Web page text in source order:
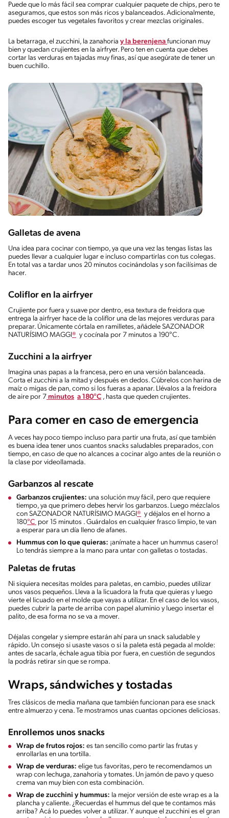
Puede que lo más fácil sea comprar cualquier paquete de chips, pero te
aseguramos, que estos son más ricos y balanceados. Adicionalmente,
puedes escoger tus vegetales favoritos y crear mezclas originales.
La betarraga, el zucchini, la zanahoria y la berenjena funcionan muy
bien y quedan crujientes en la airfryer. Pero ten en cuenta que debes
cortar las verduras en tajadas muy finas, así que asegúrate de tener un
buen cuchillo.
Galletas de avena
Una idea para cocinar con tiempo, ya que una vez las tengas listas las
puedes llevar a cualquier lugar e incluso compartirlas con tus colegas.
En total vas a tardar unos 20 minutos cocinándolas y son facilísimas de
hacer.
Coliflor en la airfryer
Crujiente por fuera y suave por dentro, esa textura de freidora que
entrega la airfryer hace de la coliflor una de las mejores verduras para
preparar. Únicamente córtala en ramilletes, añádele SAZONADOR
NATURÍSIMO MAGGI ® y cocínala por 7 minutos a 190°C.
Zucchini a la airfryer
Imagina unas papas a la francesa, pero en una versión balanceada.
Corta el zucchini a la mitad y después en dedos. Cúbrelos con harina de
maíz o migas de pan, como si los fueras a apanar. Llévalos a la freidora
de aire por 7 minutos a 180°C , hasta que queden crujientes.
Para comer en caso de emergencia
A veces hay poco tiempo incluso para partir una fruta, así que también
es buena idea tener unos cuantos snacks saludables preparados, con
tiempo, en caso de que no alcances a cocinar algo antes de la reunión o
la clase por videollamada.
Garbanzos al rescate
Garbanzos crujientes: una solución muy fácil, pero que requiere
tiempo, ya que primero debes hervir los garbanzos. Luego mézclalos
con SAZONADOR NATURÍSIMO MAGGI ® y déjalos en el horno a
180°C por 15 minutos . Guárdalos en cualquier frasco limpio, te van
a esperar para un día lleno de afanes.
Hummus con lo que quieras: ¡anímate a hacer un hummus casero!
Lo tendrás siempre a la mano para untar con galletas o tostadas.
Paletas de frutas
Ni siquiera necesitas moldes para paletas, en cambio, puedes utilizar
unos vasos pequeños. Lleva a la licuadora la fruta que quieras y luego
vierte el licuado en el molde que vayas a utilizar. En el caso de los vasos,
puedes cubrir la parte de arriba con papel aluminio y luego insertar el
palito, de esa forma no se va a mover.
Déjalas congelar y siempre estarán ahí para un snack saludable y
rápido. Un consejo si usaste vasos o si la paleta está pegada al molde:
antes de sacarla, échale agua tibia por fuera, en cuestión de segundos
la podrás retirar sin que se rompa.
Wraps, sándwiches y tostadas
Tres clásicos de media mañana que también funcionan para ese snack
entre almuerzo y cena. Te mostramos unas cuantas opciones deliciosas.
Enrollemos unos snacks
Wrap de frutos rojos: es tan sencillo como partir las frutas y
enrollarlas en una tortilla.
Wrap de verduras: elige tus favoritas, pero te recomendamos un
wrap con lechuga, zanahoria y tomates. Un jamón de pavo y queso
crema van muy bien con esta combinación.
Wrap de zucchini y hummus: la mejor versión de este wrap es a la
plancha y caliente. ¿Recuerdas el hummus del que te contamos más
arriba? Acá lo puedes volver a utilizar. Y aunque el zucchini es el gran